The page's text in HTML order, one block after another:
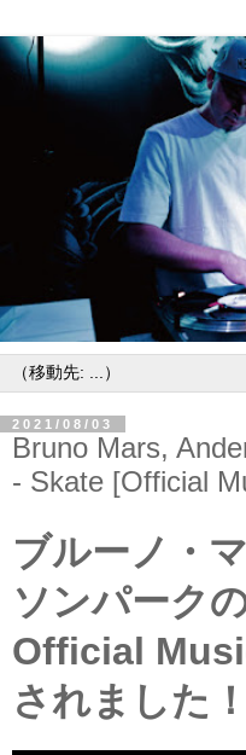
2021/08/03
Bruno Mars,
- Skate [Official
ブルーノ・
ソンパーク
Official
されました！